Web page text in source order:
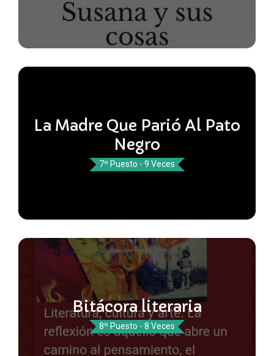
La Madre Que Parió Al Pato
Negro
7º Puesto - 9 Veces
Bitácora literaria
8º Puesto - 8 Veces